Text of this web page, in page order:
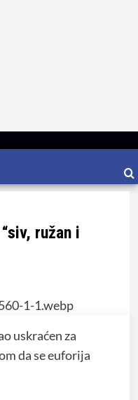
ružan i
uskraćen za
da se euforija